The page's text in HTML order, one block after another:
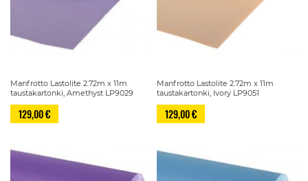
Manfrotto Lastolite 2.72m x 11m
taustakartonki, Amethyst LP9029
129,00 €
Manfrotto Lastolite 2.72m x 11m
taustakartonki, Ivory LP9051
129,00 €